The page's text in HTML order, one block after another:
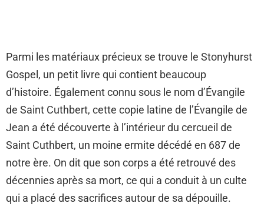
Parmi les matériaux précieux se trouve le Stonyhurst
Gospel, un petit livre qui contient beaucoup
d’histoire. Également connu sous le nom d’Évangile
de Saint Cuthbert, cette copie latine de l’Évangile de
Jean a été découverte à l’intérieur du cercueil de
Saint Cuthbert, un moine ermite décédé en 687 de
notre ère. On dit que son corps a été retrouvé des
décennies après sa mort, ce qui a conduit à un culte
qui a placé des sacrifices autour de sa dépouille.